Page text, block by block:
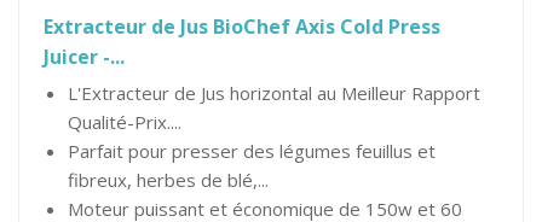
Extracteur de Jus BioChef Axis Cold Press
Juicer -...
L'Extracteur de Jus horizontal au Meilleur Rapport
Qualité-Prix....
Parfait pour presser des légumes feuillus et
fibreux, herbes de blé,...
Moteur puissant et économique de 150w et 60